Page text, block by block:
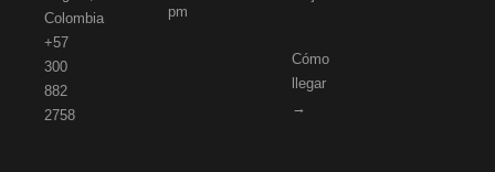
Colombia
+57
300
882
2758
pm
Cómo
llegar
→